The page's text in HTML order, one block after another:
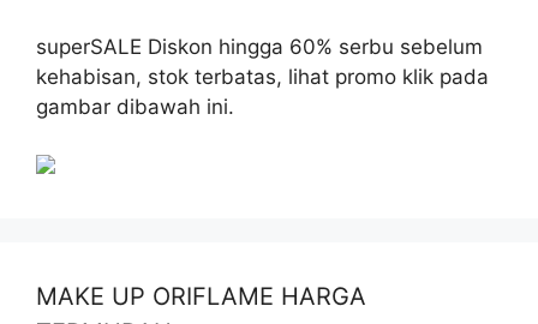
superSALE Diskon hingga 60% serbu sebelum
kehabisan, stok terbatas, lihat promo klik pada
gambar dibawah ini.
MAKE UP ORIFLAME HARGA